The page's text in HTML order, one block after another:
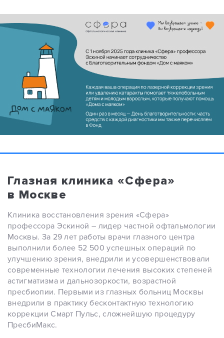
Глазная клиника «Сфера»
в Москве
Клиника восстановления зрения «Сфера»
профессора Эскиной – лидер частной офтальмологии
Москвы. За 29 лет работы врачи глазного центра
выполнили более 52 500 успешных операций по
улучшению зрения, внедрили и усовершенствовали
современные технологии лечения высоких степеней
астигматизма и дальнозоркости, возрастной
пресбиопии. Первыми из глазных больниц Москвы
внедрили в практику бесконтактную технологию
коррекции Смарт Пульс, сложнейшую процедуру
ПресбиМакс.